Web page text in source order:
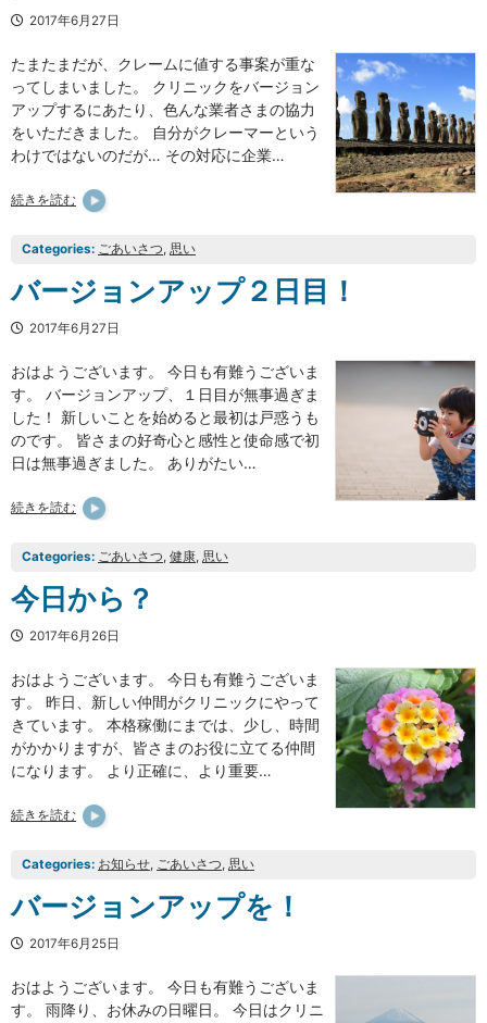
2017年6月27日
たまたまだが、クレームに値する事案が重な
ってしまいました。 クリニックをバージョン
アップするにあたり、色んな業者さまの協力
をいただきました。 自分がクレーマーという
わけではないのだが… その対応に企業…
続きを読む
Categories: ごあいさつ, 思い
バージョンアップ２日目！
2017年6月27日
おはようございます。 今日も有難うございま
す。 バージョンアップ、１日目が無事過ぎま
した！ 新しいことを始めると最初は戸惑うも
のです。 皆さまの好奇心と感性と使命感で初
日は無事過ぎました。 ありがたい…
続きを読む
Categories: ごあいさつ, 健康, 思い
今日から？
2017年6月26日
おはようございます。 今日も有難うございま
す。 昨日、新しい仲間がクリニックにやって
きています。 本格稼働にまでは、少し、時間
がかかりますが、皆さまのお役に立てる仲間
になります。 より正確に、より重要…
続きを読む
Categories: お知らせ, ごあいさつ, 思い
バージョンアップを！
2017年6月25日
おはようございます。 今日も有難うございま
す。 雨降り、お休みの日曜日。 今日はクリニ